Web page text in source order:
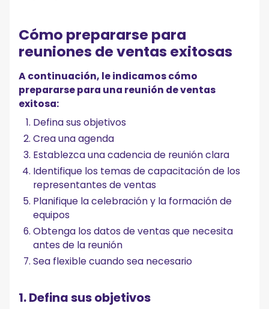
Cómo prepararse para
reuniones de ventas exitosas
A continuación, le indicamos cómo
prepararse para una reunión de ventas
exitosa:
Defina sus objetivos
Crea una agenda
Establezca una cadencia de reunión clara
Identifique los temas de capacitación de los
representantes de ventas
Planifique la celebración y la formación de
equipos
Obtenga los datos de ventas que necesita
antes de la reunión
Sea flexible cuando sea necesario
1. Defina sus objetivos